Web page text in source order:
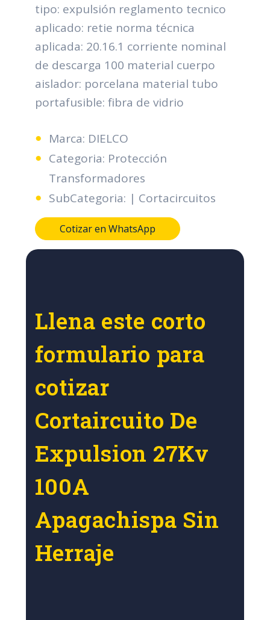
tipo: expulsión reglamento tecnico
aplicado: retie norma técnica
aplicada: 20.16.1 corriente nominal
de descarga 100 material cuerpo
aislador: porcelana material tubo
portafusible: fibra de vidrio
Marca: DIELCO
Categoria: Protección
Transformadores
SubCategoria: | Cortacircuitos
Cotizar en WhatsApp
Llena este corto
formulario para
cotizar
Cortaircuito De
Expulsion 27Kv
100A
Apagachispa Sin
Herraje